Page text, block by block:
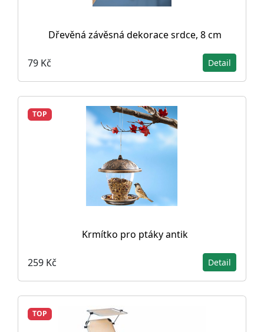
Dřevěná závěsná dekorace srdce, 8 cm
79 Kč Detail
TOP
Krmítko pro ptáky antik
259 Kč Detail
TOP